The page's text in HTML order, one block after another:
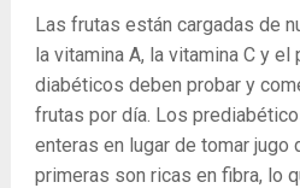
Las frutas están cargadas de
la vitamina A, la vitamina C y
diabéticos deben probar y
frutas por día. Los
enteras en lugar de tomar jugo
primeras son ricas en fibra, lo